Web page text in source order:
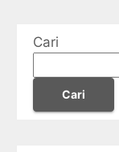
Cari
Cari